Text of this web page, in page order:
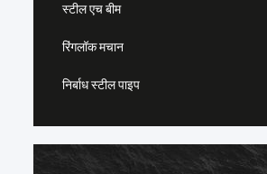
स्टील एच बीम
रिंगलॉक मचान
निर्बाध स्टील पाइप